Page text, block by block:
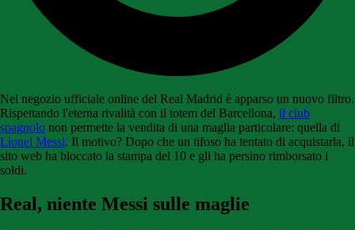
Nel negozio ufficiale online del Real Madrid è apparso un nuovo filtro.
Rispettando l'eterna rivalità con il totem del Barcellona, il club
spagnolo non permette la vendita di una maglia particolare: quella di
Lionel Messi. Il motivo? Dopo che un tifoso ha tentato di acquistarla, il
sito web ha bloccato la stampa del 10 e gli ha persino rimborsato i
soldi.
Real, niente Messi sulle maglie